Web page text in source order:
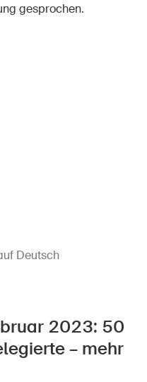
gesprochen.
Deutsch
2023: 50
– mehr